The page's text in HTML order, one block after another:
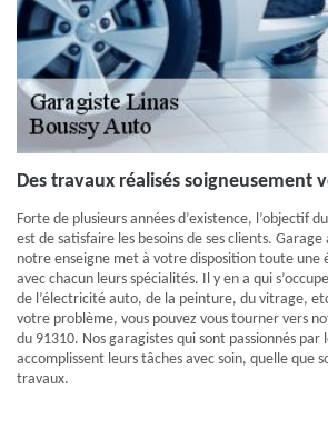
Des travaux réalisés soigneusement
Forte de plusieurs années d’existence, l’objectif
est de satisfaire les besoins de ses clients.
notre enseigne met à votre disposition toute une
avec chacun leurs spécialités. Il y en a qui
de l’électricité auto, de la peinture, du vitrage,
votre problème, vous pouvez vous tourner vers
du 91310. Nos garagistes qui sont passionnés
accomplissent leurs tâches avec soin, quelle que
travaux.